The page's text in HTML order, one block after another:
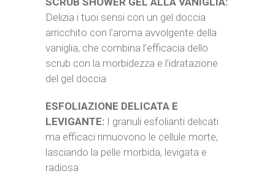
Delizia i tuoi sensi con un gel doccia
arricchito con l’aroma avvolgente della
vaniglia, che combina l’efficacia dello
scrub con la morbidezza e l’idratazione
del gel doccia
ESFOLIAZIONE DELICATA E
LEVIGANTE: I granuli esfolianti delicati
ma efficaci rimuovono le cellule morte,
lasciando la pelle morbida, levigata e
radiosa